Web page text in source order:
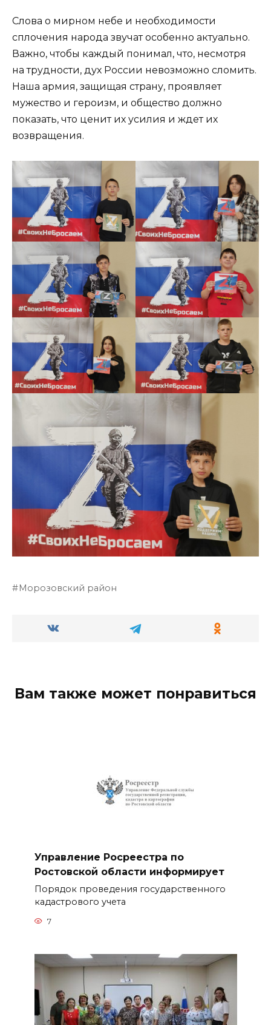
Слова о мирном небе и необходимости
сплочения народа звучат особенно актуально.
Важно, чтобы каждый понимал, что, несмотря
на трудности, дух России невозможно сломить.
Наша армия, защищая страну, проявляет
мужество и героизм, и общество должно
показать, что ценит их усилия и ждет их
возвращения.
Морозовский район
Вам также может понравиться
Управление Росреестра по
Ростовской области информирует
Порядок проведения государственного
кадастрового учета
7